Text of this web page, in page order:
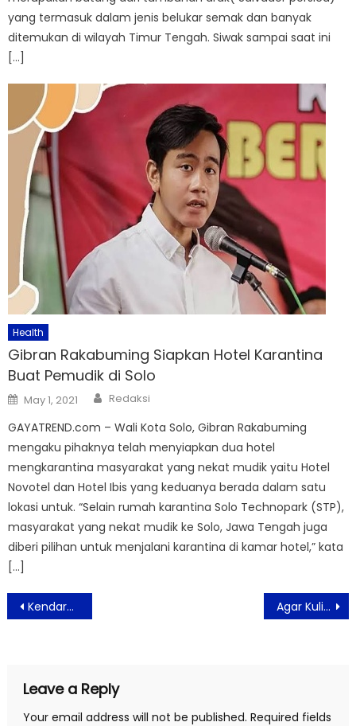
yang termasuk dalam jenis belukar semak dan banyak
ditemukan di wilayah Timur Tengah. Siwak sampai saat ini
[…]
Health
Gibran Rakabuming Siapkan Hotel Karantina
Buat Pemudik di Solo
Posted
on
May 1, 2021 Author
Redaksi
GAYATREND.com – Wali Kota Solo, Gibran Rakabuming
mengaku pihaknya telah menyiapkan dua hotel
mengkarantina masyarakat yang nekat mudik yaitu Hotel
Novotel dan Hotel Ibis yang keduanya berada dalam satu
lokasi untuk. “Selain rumah karantina Solo Technopark (STP),
masyarakat yang nekat mudik ke Solo, Jawa Tengah juga
diberi pilihan untuk menjalani karantina di kamar hotel,” kata
[…]
Post
navigation
Kendaraan Mulai Padati Kawasan Wisata di Bogor Agar Kulit Tak Berminyak, Hindari Makanan Berikut
Leave a Reply
Your email address will not be published. Required fields